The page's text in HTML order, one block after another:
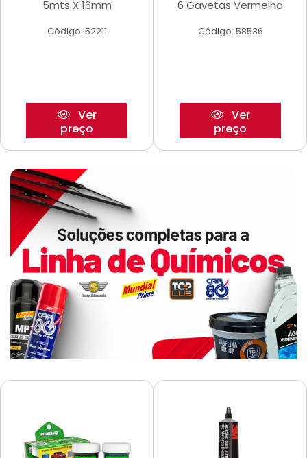
5mts X 16mm
Código: 52211
Ver
preço
6 Gavetas Vermelho
Código: 58536
Ver
preço